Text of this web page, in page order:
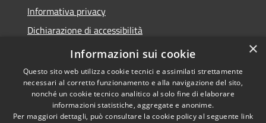
Informativa privacy
Dichiarazione di accessibilità
Obiettivi di accessibilità
Copyright © 2026 • Comune di
×
Informazioni sui cookie
Questo sito web utilizza cookie tecnici e assimilati strettamente
necessari al corretto funzionamento e alla navigazione del sito,
nonché un cookie tecnico analitico al solo fine di elaborare
informazioni statistiche, aggregate e anonime.
Per maggiori dettagli, può consultare la cookie policy al seguente link